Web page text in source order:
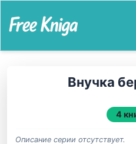
Внучка
4
Описание серии отсутствует.